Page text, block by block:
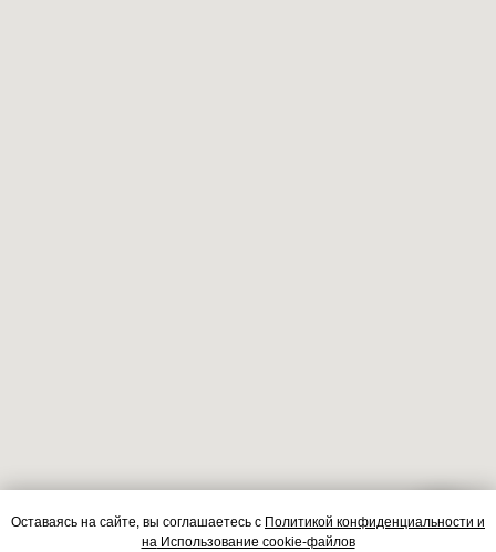
Оставаясь на сайте, вы соглашаетесь с Политикой конфиденциальности и
наИспользование cookie-файлов
Контакты